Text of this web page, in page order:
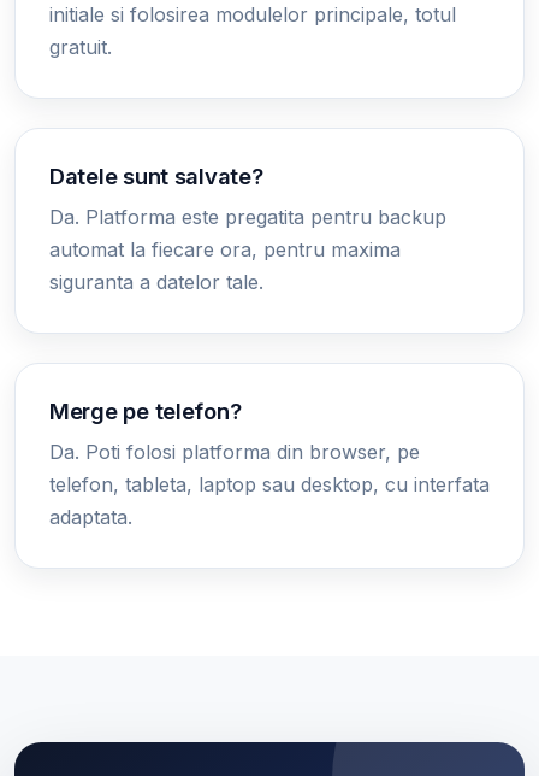
initiale si folosirea modulelor principale, totul
gratuit.
Datele sunt salvate?
Da. Platforma este pregatita pentru backup
automat la fiecare ora, pentru maxima
siguranta a datelor tale.
Merge pe telefon?
Da. Poti folosi platforma din browser, pe
telefon, tableta, laptop sau desktop, cu interfata
adaptata.